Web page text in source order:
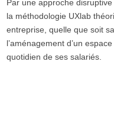
Par une approche disruptive
la méthodologie UXlab
entreprise, quelle que soit
l’aménagement d’un
quotidien de ses salariés.